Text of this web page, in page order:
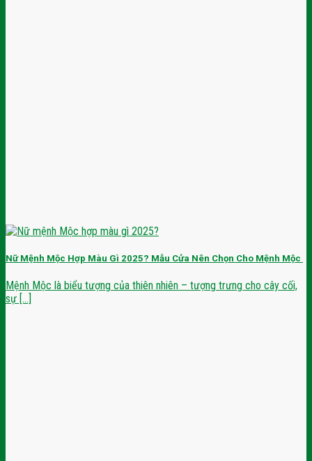
Nữ Mệnh Mộc Hợp Màu Gì 2025? Mẫu Cửa Nên Chọn Cho Mệnh Mộc
Mệnh Mộc là biểu tượng của thiên nhiên – tượng trưng cho cây cối,
sự [...]